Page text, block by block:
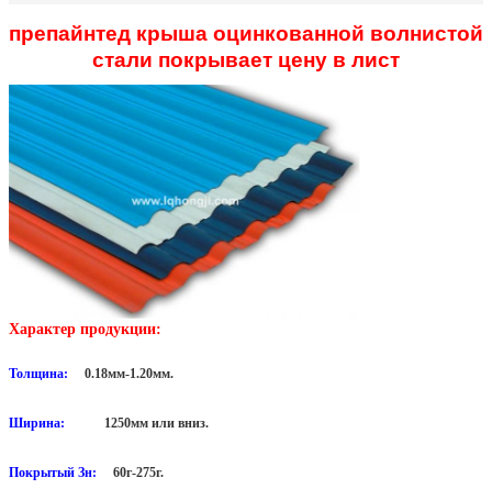
препайнтед крыша оцинкованной волнистой
стали покрывает цену в лист
Характер продукции:
Толщина: 0.18мм-1.20мм.
Ширина: 1250мм или вниз.
Покрытый Зн: 60г-275г.